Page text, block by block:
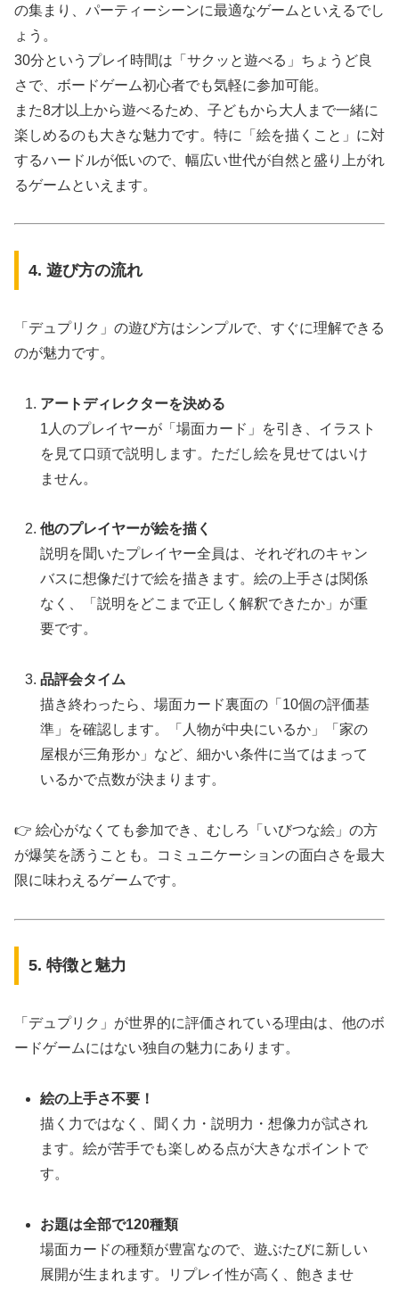
の集まり、パーティーシーンに最適なゲームといえるでし
ょう。
30分というプレイ時間は「サクッと遊べる」ちょうど良
さで、ボードゲーム初心者でも気軽に参加可能。
また8才以上から遊べるため、子どもから大人まで一緒に
楽しめるのも大きな魅力です。特に「絵を描くこと」に対
するハードルが低いので、幅広い世代が自然と盛り上がれ
るゲームといえます。
4. 遊び方の流れ
「デュプリク」の遊び方はシンプルで、すぐに理解できる
のが魅力です。
アートディレクターを決める
1人のプレイヤーが「場面カード」を引き、イラスト
を見て口頭で説明します。ただし絵を見せてはいけ
ません。
他のプレイヤーが絵を描く
説明を聞いたプレイヤー全員は、それぞれのキャン
バスに想像だけで絵を描きます。絵の上手さは関係
なく、「説明をどこまで正しく解釈できたか」が重
要です。
品評会タイム
描き終わったら、場面カード裏面の「10個の評価基
準」を確認します。「人物が中央にいるか」「家の
屋根が三角形か」など、細かい条件に当てはまって
いるかで点数が決まります。
👉 絵心がなくても参加でき、むしろ「いびつな絵」の方
が爆笑を誘うことも。コミュニケーションの面白さを最大
限に味わえるゲームです。
5. 特徴と魅力
「デュプリク」が世界的に評価されている理由は、他のボ
ードゲームにはない独自の魅力にあります。
絵の上手さ不要！
描く力ではなく、聞く力・説明力・想像力が試され
ます。絵が苦手でも楽しめる点が大きなポイントで
す。
お題は全部で120種類
場面カードの種類が豊富なので、遊ぶたびに新しい
展開が生まれます。リプレイ性が高く、飽きませ